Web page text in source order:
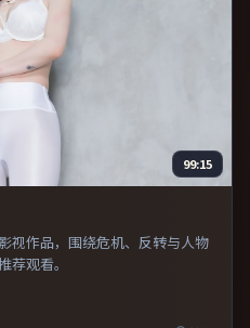
99:15
视作品，围绕危机、反转与人物
荐观看。